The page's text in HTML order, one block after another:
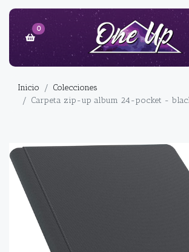
0
Inicio
Colecciones
Carpeta zip-up album 24-pocket -